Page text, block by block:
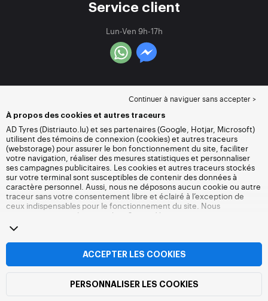
Service client
Lun-Ven 9h-17h
Continuer à naviguer sans accepter >
À propos des cookies et autres traceurs
AD Tyres (Distriauto.lu) et ses partenaires (Google, Hotjar, Microsoft)
utilisent des témoins de connexion (cookies) et autres traceurs
(webstorage) pour assurer le bon fonctionnement du site, faciliter
votre navigation, réaliser des mesures statistiques et personnaliser
ses campagnes publicitaires. Les cookies et autres traceurs stockés
sur votre terminal sont susceptibles de contenir des données à
caractère personnel. Aussi, nous ne déposons aucun cookie ou autre
traceur sans votre consentement libre et éclairé à l’exception de
ceux indispensables pour le fonctionnement du site. Nous
conservons votre choix pendant 6 mois. Vous pouvez retirer votre
consentement à tout moment en vous rendant sur la
autres traceurs
accepter le dépôt de cookies ou autres traceurs. Le refus ne fait pas
obstacle à l’accès aux services Distriauto.lu. Pour plus d’informations,
nous vous invitons à consulter
ACCEPTER LES COOKIES
PERSONNALISER LES COOKIES